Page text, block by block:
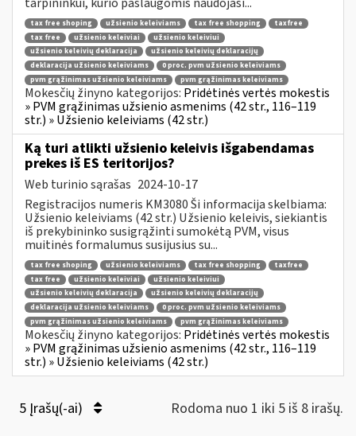
tax free shoping užsienio keleiviams tax free shopping
taxfree
tax free
užsienio keleiviai
užsienio keleiviui
užsienio keleivių deklaracija
užsienio keleivių deklaracijų
deklaracija užsienio keleiviams
0 proc. pvm užsienio keleiviams
pvm grąžinimas užsienio keleiviams
pvm grąžinimas keleiviams
Mokesčių žinyno kategorijos: Pridėtinės vertės mokestis
» PVM grąžinimas užsienio asmenims (42 str., 116–119
str.) » Užsienio keleiviams (42 str.)
Ką turi atlikti užsienio keleivis išgabendamas
prekes iš ES teritorijos?
Web turinio sąrašas 2024-10-17
Registracijos numeris KM3080 Ši informacija skelbiama:
Užsienio keleiviams (42 str.) Užsienio keleivis, siekiantis
iš prekybininko susigrąžinti sumokėtą PVM, visus
muitinės formalumus susijusius su...
tax free shoping užsienio keleiviams tax free shopping
taxfree
tax free
užsienio keleiviai
užsienio keleiviui
užsienio keleivių deklaracija
užsienio keleivių deklaracijų
deklaracija užsienio keleiviams
0 proc. pvm užsienio keleiviams
pvm grąžinimas užsienio keleiviams
pvm grąžinimas keleiviams
Mokesčių žinyno kategorijos: Pridėtinės vertės mokestis
» PVM grąžinimas užsienio asmenims (42 str., 116–119
str.) » Užsienio keleiviams (42 str.)
5 Įrašų(-ai) Rodoma nuo 1 iki 5 iš 8 irašų.